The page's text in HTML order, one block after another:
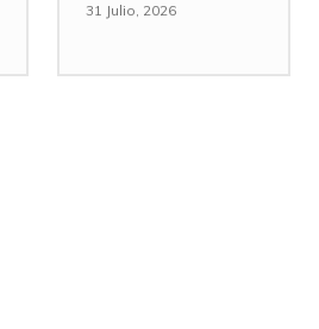
31 Julio, 2026